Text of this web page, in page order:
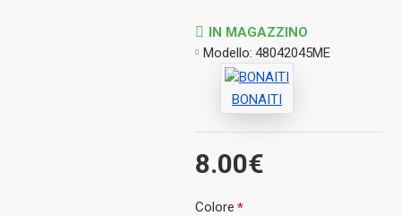
8.00€
IN MAGAZZINO
Modello: 48042045ME
BONAITI
Colore